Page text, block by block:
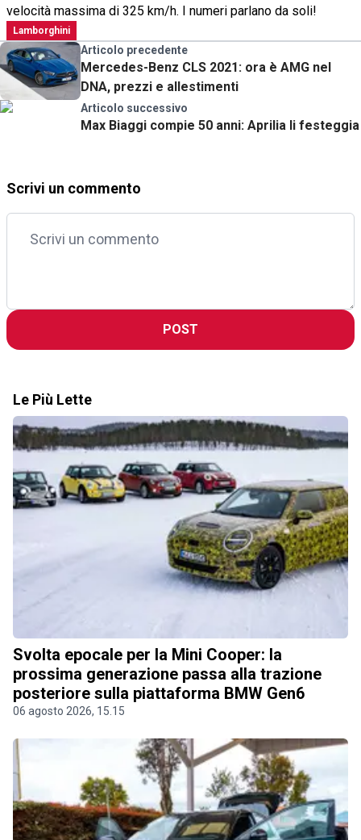
velocità massima di 325 km/h. I numeri parlano da soli!
Lamborghini
Articolo precedente
Mercedes-Benz CLS 2021: ora è AMG nel
DNA, prezzi e allestimenti
Articolo successivo
Max Biaggi compie 50 anni: Aprilia li festeggia
Scrivi un commento
POST
Le Più Lette
Svolta epocale per la Mini Cooper: la
prossima generazione passa alla trazione
posteriore sulla piattaforma BMW Gen6
06 agosto 2026, 15.15